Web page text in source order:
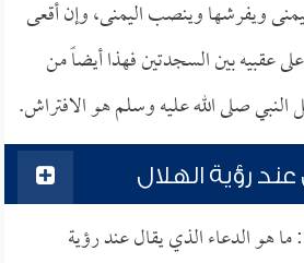
ويفرشها وينصب اليمنى، وإن أقعى
عقبيه بين السجدتين فهذا أيضاً من
النبي صلى الله عليه وسلم هو الافتراش.
رؤية الهلال
هو الدعاء الذي يقال عند رؤية